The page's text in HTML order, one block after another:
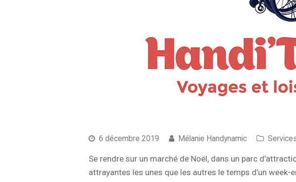
6 décembre 2019 Mélanie Handynamic
Se rendre sur un marché de Noël, dans un parc
attrayantes les unes que les autres le temps d’un